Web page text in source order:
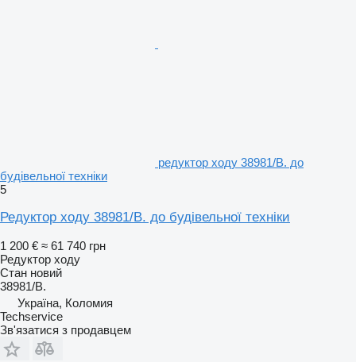
редуктор ходу 38981/B. до
будівельної техніки
5
Редуктор ходу 38981/B. до будівельної техніки
1 200 € ≈ 61 740 грн
Редуктор ходу
Стан новий
38981/B.
Україна, Коломия
Techservice
Зв'язатися з продавцем